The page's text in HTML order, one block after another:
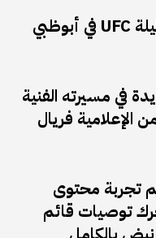
أنكالايف وغوسكوف يشعلان ليلة UFC في أبوظبي
في مسيرته الفنية
الإعلامية فريال
تجربة محتوى
توصيات قائم